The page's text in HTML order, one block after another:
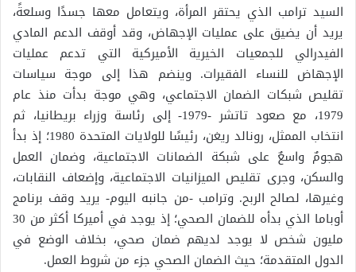
السيد ترامب الذي يحتقر المرأة، ويتعامل معها جسدًا وسلعةً،
يريد أن يضيق على عمليات الإجهاض، وقد أوقف الدعم المادي
الفيدرالي للجمعيات الخيرية الأميركية التي تدعم عمليات
الإجهاض للنساء الفقيرات. وينضم هذا إلى موجة سياسات
تقليص شبكات الضمان الاجتماعي، وهي موجة بدأت منذ عام
1979، مع صعود تاتشر -1979- إلى رئاسة وزراء بريطانيا، ثم
انتخاب الممثل، رونالد ريغن، رئيسًا للولايات المتحدة 1980؛ إذ بدأ
هجومٌ واسعٌ على شبكة الضمانات الاجتماعية، وضمان العمل
والسكن، وجرى تقليص الميزانيات الاجتماعية، وإضعاف النقابات،
وغيرها، لصالح الربح. وترامب -من جانبه اليوم- يريد وقف برنامج
أوباما الذي بدأه للضمان الصحي؛ إذ يوجد في أميركا أكثر من 30
مليون شخص لا يوجد لديهم ضمان صحي، بخلاف الوضع في
الدول المتقدمة؛ حيث الضمان الصحي جزء من شروط العمل.